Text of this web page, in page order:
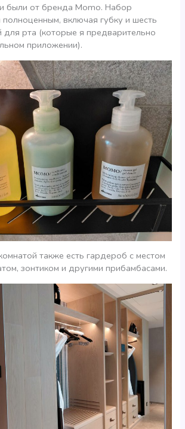
были от бренда Momo. Набор
полноценным, включая губку и шесть
для рта (которые я предварительно
приложении).
также есть гардероб с местом
зонтиком и другими прибамбасами.